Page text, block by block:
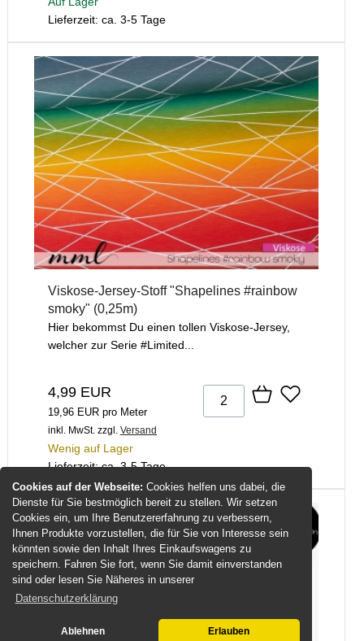
Cookies auf der Webseite:Cookies helfen uns dabei, die
Dienste für Sie bestmöglich bereit zu stellen. Wir setzen
Cookies ein, um Ihre Benutzererfahrung zu verbessern,
Ihnen Produkte vorzustellen, die für Sie von Interesse sein
könnten sowie den Inhalt Ihres Einkaufswagens zu
speichern. Fahren Sie fort, wenn Sie damit einverstanden
sind oder lesen Sie Näheres in unserer
Datenschutzerklärung
Ablehnen Erlauben
Lieferzeit: ca. 3-5 Tage
Viskose-Jersey-Stoff "Shapelines #rainbow
smoky" (0,25m)
Hier bekommst Du einen tollen Viskose-Jersey,
welcher zur Serie #Limited...
4,99 EUR
19,96 EUR pro Meter
inkl. MwSt. zzgl. Versand
Wenig auf Lager
Lieferzeit: ca. 3-5 Tage